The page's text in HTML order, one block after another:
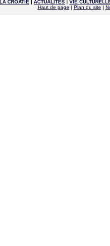
LA CROATIE ACTUALITÉS
VIE
Haut de page| Plan du site|